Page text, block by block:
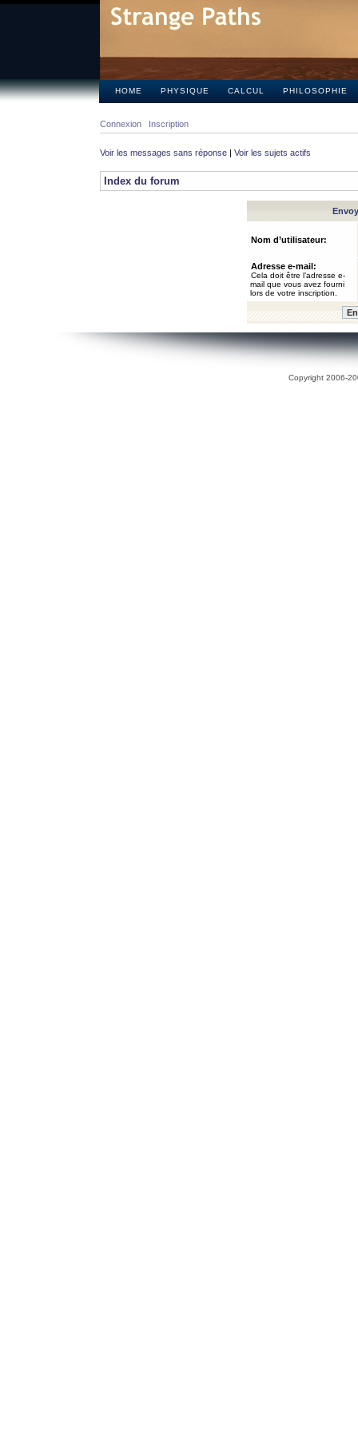
HOME PHYSIQUE CALCUL PHILOSOPHIE
Connexion Inscription
Voir les messages sans réponse | Voir les sujets actifs
Index du forum
Nom d’utilisateur:
Adresse e-mail:
Cela doit être l’adresse e-
mail que vous avez fourni
lors de votre inscription.
Copyright 2006-